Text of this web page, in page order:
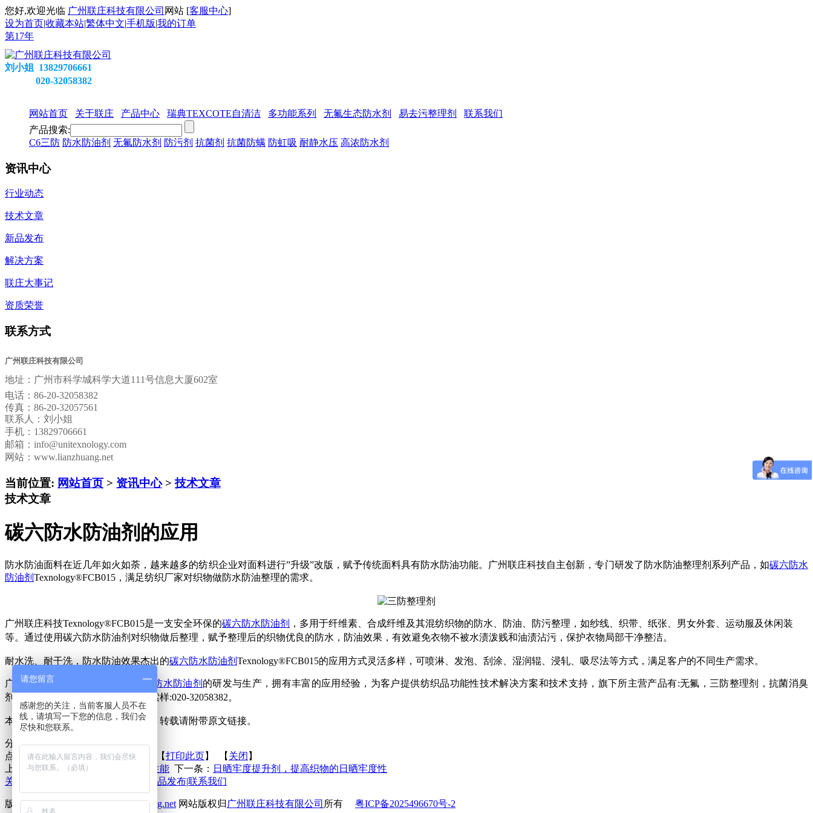
您好,欢迎光临 广州联庄科技有限公司 网站 [客服中心]
设为首页|收藏本站|繁体中文|手机版|我的订单
第17年
刘小姐 13829706661
020-32058382
网站首页 关于联庄 产品中心 瑞典TEXCOTE自清洁 多功能系列 无氟生态防水剂 易去污整理剂
联系我们
产品搜索:
C6三防 防水防油剂 无氟防水剂 防污剂 抗菌剂 抗菌防螨 防虹吸 耐静水压 高浓防水剂
资讯中心
行业动态
技术文章
新品发布
解决方案
联庄大事记
资质荣誉
联系方式
广州联庄科技有限公司
地址： 广州市科学城科学大道111号信息大厦602室
电话： 86-20-32058382
传真： 86-20-32057561
联系人：刘小姐
手机：13829706661
邮箱： info@unitexnology.com
网站：www.lianzhuang.net
当前位置: 网站首页 > 资讯中心>技术文章
技术文章
碳六防水防油剂的应用
防水防油面料在近几年如火如荼，越来越多的纺织企业对面料进行”升级”改版，赋予传统面料具有防水防油功能。广州联庄科技自主创新，专门研发了防水防油整理剂系列产品，如碳六防水
防油剂 Texnology®FCB015，满足纺织厂家对织物做防水防油整理的需求。
广州联庄科技Texnology®FCB015是一支安全环保的碳六防水防油剂 ，多用于纤维素、合成纤维及其混纺织物的防水、防油、防污整理，如纱线、织带、纸张、男女外套、运动服及休闲装
等。通过使用碳六防水防油剂对织物做后整理，赋予整理后的织物优良的防水，防油效果，有效避免衣物不被水渍泼贱和油渍沾污，保护衣物局部干净整洁。
耐水洗、耐干洗，防水防油效果杰出的碳六防水防油剂 Texnology®FCB015的应用方式灵活多样， 可喷淋、发泡、刮涂、湿润辊、浸轧、吸尽法等方式，满足客户的不同生产需求。
广州联庄科技有限公司专注于 碳六防水防油剂 的研发与生产，拥有丰富的应用经验，为客户提供纺织品功能性技术解决方案和技术支持，旗下所主营产品有:无氟 ，三防整理剂，抗菌消臭
剂，吸湿排汗整理剂等，欢迎免费索样:020-32058382。
本文来源于广州联庄科技有限公司，转载请附带原文链接。
分享到：
点击次数：更新时间：2021-07-05 【打印此页 】 【 关闭 】
上一条：无氟防水剂实现涤纶防水性能 下一条： 日晒牢度提升剂，提高织物的日晒牢度性
关于联庄
新品发布联系我们
版权所有 2013©http://www.lianzhuang.net网站版权归 广州联庄科技有限公司 所有 粤ICP备2025496670号-2
请您留言
感谢您的关注，当前客服人员不在
线，请填写一下您的信息，我们会
尽快和您联系。